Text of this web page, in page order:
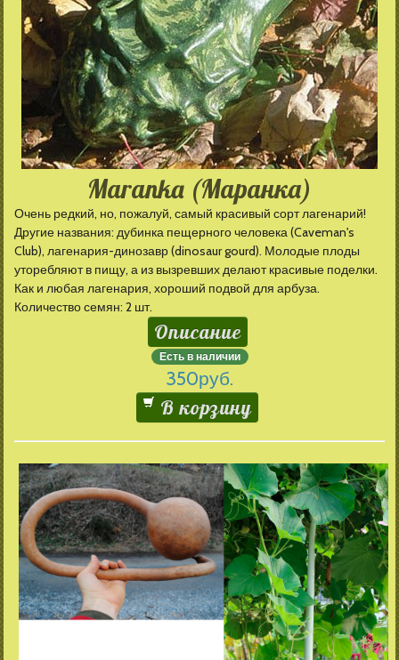
Maranka (Маранка)
Очень редкий, но, пожалуй, самый красивый сорт лагенарий!
Другие названия: дубинка пещерного человека (Caveman's
Club), лагенария-динозавр (dinosaur gourd). Молодые плоды
уторебляют в пищу, а из вызревших делают красивые поделки.
Как и любая лагенария, хороший подвой для арбуза.
Количество семян: 2 шт.
Описание
Есть в наличии
350руб.
В корзину